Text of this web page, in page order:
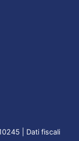
| Dati fiscali